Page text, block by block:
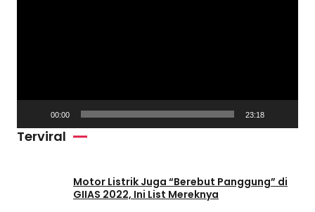
d
00:00 23:18
Terviral
Motor Listrik Juga “Berebut Panggung” di
GIIAS 2022, Ini List Mereknya